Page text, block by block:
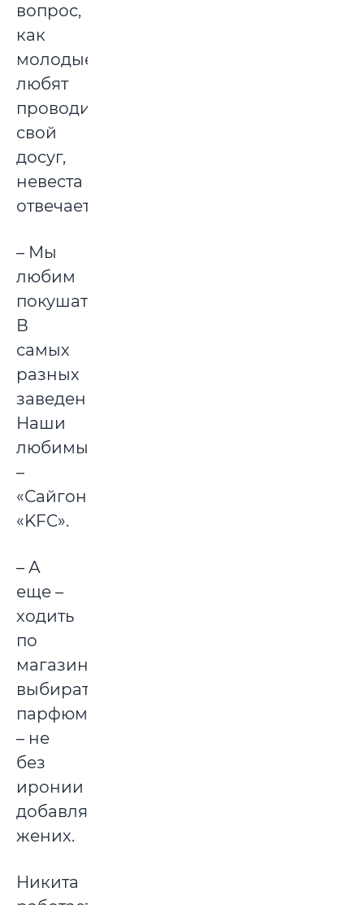
вопрос,
как
молодые
любят
проводить
свой
досуг,
невеста
отвечает:
– Мы
любим
покушать!
В
самых
разных
заведениях.
Наши
любимые
–
«Сайгон»,
«KFC».
– А
еще –
ходить
по
магазинам,
выбирать
парфюм,
– не
без
иронии
добавляет
жених.
Никита